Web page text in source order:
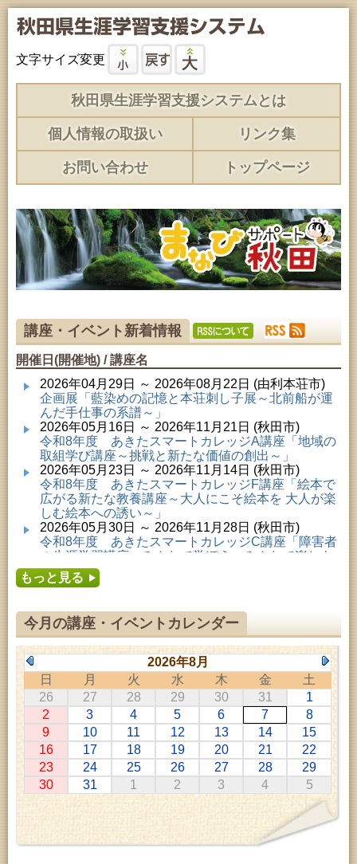
文字サイズ変更
秋田県生涯学習支援システムとは
個人情報の取扱い リンク集
お問い合わせ トップページ
講座・イベント新着情報
開催日(開催地) / 講座名
2026年04月29日 ～ 2026年08月22日 (由利本荘市)
企画展「藍染めの記憶と本荘刺し子展～北前船が運
んだ手仕事の系譜～」
2026年05月16日 ～ 2026年11月21日 (秋田市)
令和8年度 あきたスマートカレッジA講座「地域の
取組学び講座～挑戦と新たな価値の創出～」
2026年05月23日 ～ 2026年11月14日 (秋田市)
令和8年度 あきたスマートカレッジF講座「絵本で
広がる新たな教養講座～大人にこそ絵本を 大人が楽
しむ絵本への誘い～」
2026年05月30日 ～ 2026年11月28日 (秋田市)
令和8年度 あきたスマートカレッジC講座「障害者
の生涯学習講座～みんなで学ぼう、みんなで楽しも
う～」
2026年06月02日 ～ 2026年11月30日 (秋田市)
2026年06月06日 ～ 2026年10月17日 (秋田市)
令和8年度 あきたスマートカレッジD講座「防災講
座～自助力と共助力を高める～」
2026年06月27日 ～ 2026年09月05日 (秋田市)
令和8年度 あきたスマートカレッジB講座「熟議フ
ァシリテーター講座 ～熟議をつくろう！～」
2026年07月01日 ～ 2026年09月23日 (仙北市)
千葉克介写真展 ～自然の息吹～
2026年07月11日 ～ 2026年08月30日 (秋田市)
特別展「わけあって絶滅しました。展」
2026年07月14日 ～ 2026年08月23日 (秋田市)
子どもの読書活動推進事業「夏休みは図書館へ行こ
う－みんなの読みたい！知りたい！学びたい！をお
手伝いします－」（資料展示）
2026年07月25日 ～ 2026年09月06日 (美郷町)
美郷町学友館特別展「加藤明見 森に生きるツキノワ
グマ～1年の記録～」
もっと見る
今月の講座・イベントカレンダー
2026年8月
日
月 火 水 木 金
土
26
27 28 29 30 31
1
2
3 4 5 6 7
8
9
10 11 12 13 14
15
16
17 18 19 20 21
22
23
24 25 26 27 28
29
30
31 1 2 3 4 5